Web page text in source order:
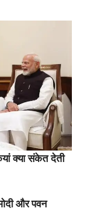
क्या संकेत देती
और पवन